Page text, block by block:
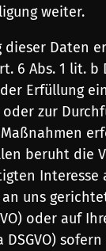
weiter.
dieser Daten
6 Abs. 1 lit. b
Erfüllung
zur
beruht die
uns
oder auf
DSGVO)